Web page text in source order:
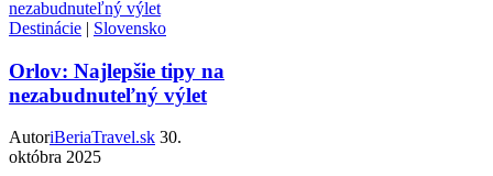
Destinácie | Slovensko
Orlov: Najlepšie tipy na
nezabudnuteľný výlet
AutoriBeriaTravel.sk 30.
októbra 2025